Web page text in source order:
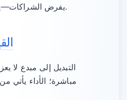
يفرض الشراكات—يوفر الأدوات فقط.
التبديل إلى مبدع لا
مباشرة؛ الأداء يأتي